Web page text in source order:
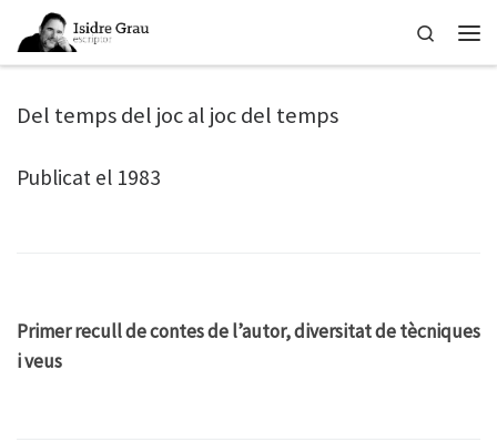
Skip to content
Search
Del temps del joc al joc del temps
Publicat el 1983
Primer recull de contes de l’autor, diversitat de tècniques
i veus